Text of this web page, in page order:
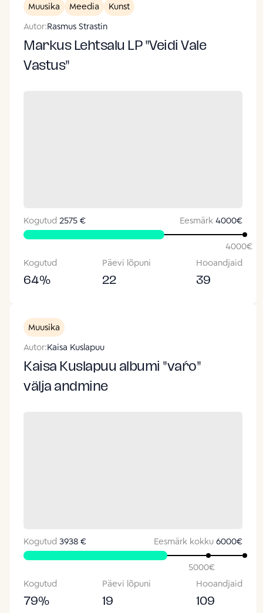
Muusika Meedia
Kunst
Autor:Rasmus Strastin
Markus Lehtsalu LP "Veidi Vale
Vastus"
Kogutud 2575 € Eesmärk 4000€
4000€
Kogutud
64%
Päevi lõpuni
22
Hooandjaid
39
Muusika
Autor:Kaisa Kuslapuu
Kaisa Kuslapuu albumi "vaŕo"
välja andmine
Kogutud 3938 € Eesmärk kokku 6000€
5000€
Kogutud
79%
Päevi lõpuni
19
Hooandjaid
109